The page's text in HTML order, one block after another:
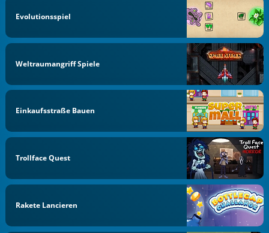
Evolutionsspiel
Weltraumangriff Spiele
Einkaufsstraße Bauen
Trollface Quest
Rakete Lancieren